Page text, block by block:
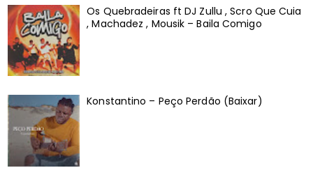
Os Quebradeiras ft DJ Zullu , Scro Que Cuia
, Machadez , Mousik – Baila Comigo
Konstantino – Peço Perdão (Baixar)